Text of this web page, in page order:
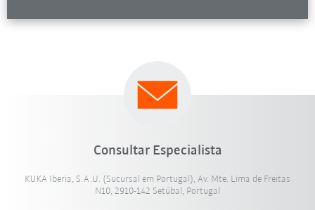
Consultar Especialista
KUKA Iberia, S.A.U. (Sucursal em Portugal), Av. Mte. Lima de Freitas
N10, 2910-142 Setúbal, Portugal